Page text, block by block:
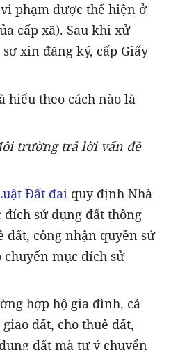
phạm được thể hiện ở
cấp xã). Sau khi xử
xin đăng ký, cấp Giấy
hiểu theo cách nào là
trường trả lời vấn đề
Đất đai quy định Nhà
sử dụng đất thông
đất, công nhận quyền sử
chuyển mục đích sử
hợp hộ gia đình, cá
đất, cho thuê đất,
đất mà tự ý chuyển